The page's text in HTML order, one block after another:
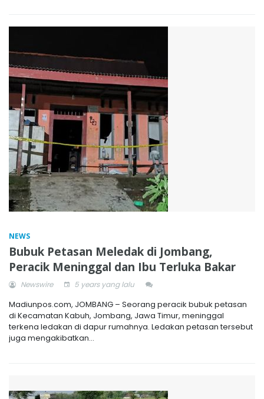
NEWS
Bubuk Petasan Meledak di Jombang,
Peracik Meninggal dan Ibu Terluka Bakar
Newswire 5 years yang lalu
Madiunpos.com, JOMBANG – Seorang peracik bubuk petasan
di Kecamatan Kabuh, Jombang, Jawa Timur, meninggal
terkena ledakan di dapur rumahnya. Ledakan petasan tersebut
juga mengakibatkan...